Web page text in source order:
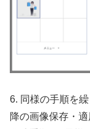
6. 同様の手順を
降の画像保存・